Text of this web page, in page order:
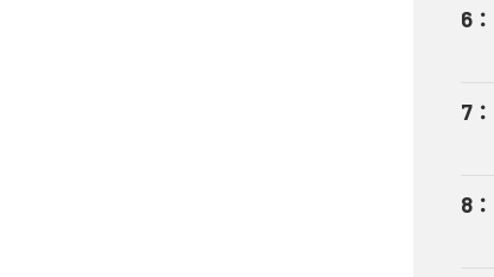
6 ：
7 ：
8 ：